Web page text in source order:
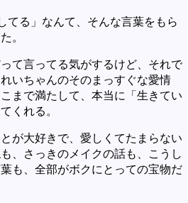
る」なんて、そんな言葉をもら
。
て言ってる気がするけど、それで
いちゃんのそのまっすぐな愛情
まで満たして、本当に「生きてい
くれる。
が大好きで、愛しくてたまらない
、さっきのメイクの話も、こうし
も、全部がボクにとっての宝物だ